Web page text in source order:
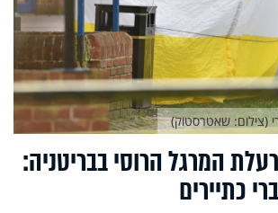
המרגל הרוסי בבריטניה:
כתיירים
(צילום: שאטרסטוק)